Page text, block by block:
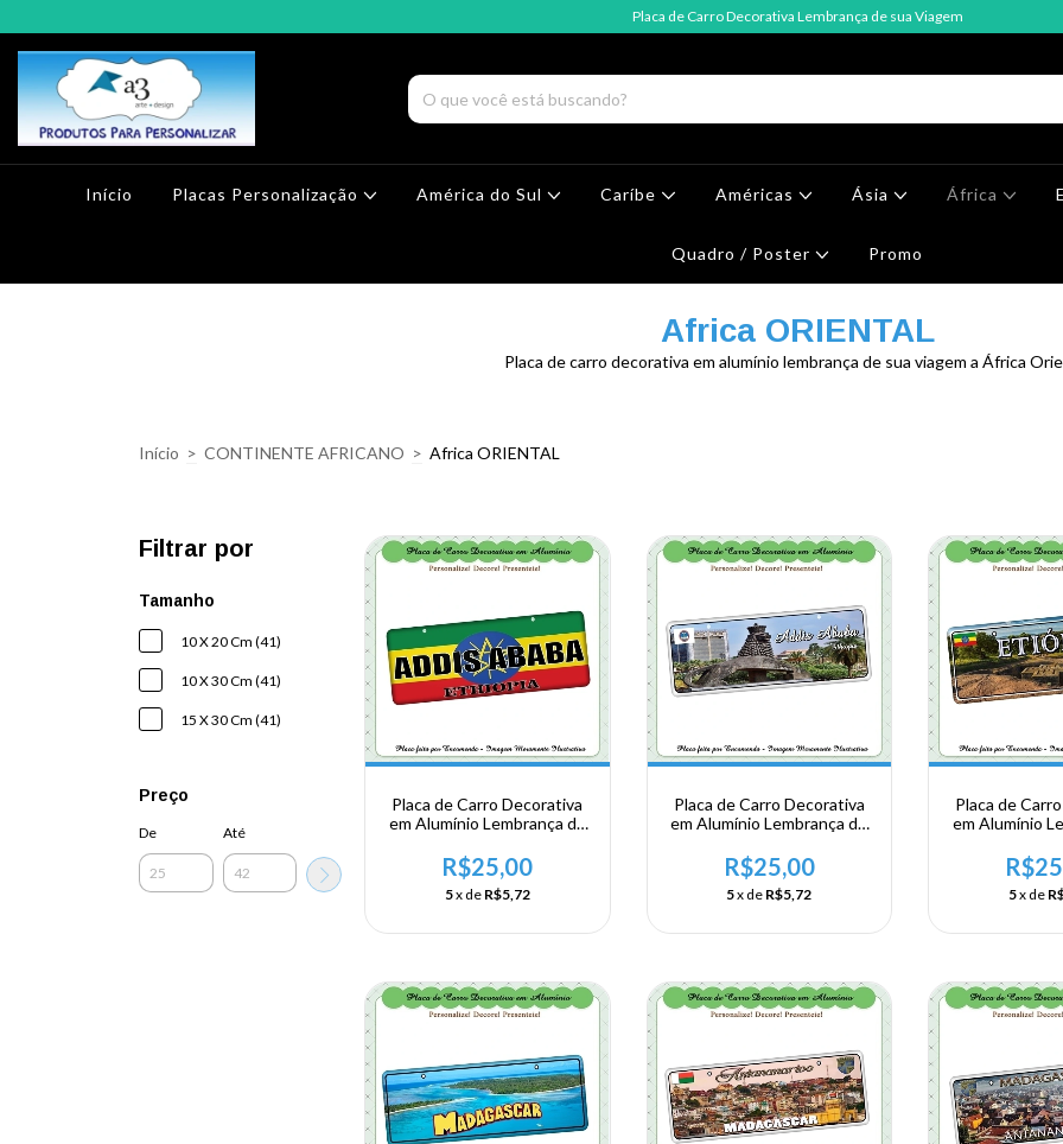
Placa de Carro Decorativa Lembrança de sua Viagem
Início Placas Personalização América do Sul Caríbe Américas Ásia África
Quadro / Poster Promo
Africa ORIENTAL
Placa de carro decorativa em alumínio lembrança de sua viagem a África
Início > CONTINENTE AFRICANO > Africa ORIENTAL
Filtrar por
Tamanho
10 X 20 Cm (41)
10 X 30 Cm (41)
15 X 30 Cm (41)
Preço
De Até
Placa de Carro Decorativa
em Alumínio Lembrança de
Oriental - Etiópia - Addis
Ababa
R$25,00
5x de R$5,72
Placa de Carro Decorativa
em Alumínio Lembrança de
Oriental - Etiópia - Addis
Ababa
R$25,00
5x de R$5,72
Placa de
em Alumínio
Oriental -
5x de